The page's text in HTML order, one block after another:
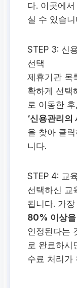
다. 이곳에
실 수 있습니
STEP 3: 신
선택
제휴기관 목
확하게 선택
로 이동한
‘신용관리의
을 찾아 클
니다.
STEP 4: 교
선택하신 교
됩니다. 가
80% 이상을
인정된다는
로 완료하시
수료 처리가